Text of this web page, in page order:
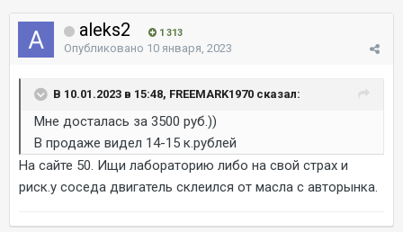
aleks2 1 313
Опубликовано 10 января, 2023
В 10.01.2023 в 15:48, FREEMARK1970 сказал:
Мне досталась за 3500 руб.))
В продаже видел 14-15 к.рублей
На сайте 50. Ищи лабораторию либо на свой страх и
риск.у соседа двигатель склеился от масла с авторынка.